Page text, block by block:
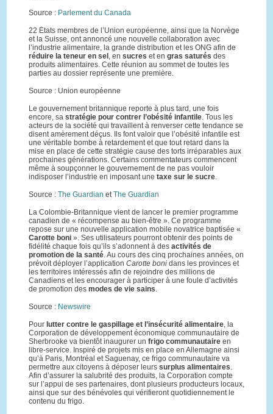
Source : Parlement du Canada
22 États membres de l’Union européenne, ainsi que la Norvège
et la Suisse, ont annoncé une nouvelle collaboration avec
l’industrie alimentaire, la grande distribution et les ONG afin de
réduire la teneur en sel , en sucres et en gras saturés des
produits alimentaires. Cette réunion au sommet de toutes les
parties au dossier représente une première.
Source : Union européenne
Le gouvernement britannique reporte à plus tard, une fois
encore, sa stratégie pour contrer l’obésité infantile. Tous les
acteurs de la société qui travaillent à renverser cette tendance se
disent amèrement déçus. Ils font valoir que l’obésité infantile est
une véritable bombe à retardement et que tout retard dans la
mise en place de cette stratégie cause des torts irréparables aux
prochaines générations. Certains commentateurs commencent
même à soupçonner le gouvernement de ne pas vouloir
indisposer l’industrie en imposant une taxe sur le sucre.
Source : The Guardian etThe Guardian
La Colombie‑Britannique vient de lancer le premier programme
canadien de « récompense au bien-être ». Ce programme
repose sur une nouvelle application mobile novatrice baptisée «
Carotte boni ». Ses utilisateurs pourront obtenir des points de
fidélité chaque fois qu’ils s’adonnent à des activités de
promotion de la santé. Au cours des cinq prochaines années, on
prévoit déployer l’application Carotte bonidans les provinces et
les territoires intéressés afin de rejoindre des millions de
Canadiens et les encourager à participer à une foule d’activités
de promotion des modes de vie sains.
Source : Newswire
Pour lutter contre le gaspillage et l’insécurité alimentaire, la
Corporation de développement économique communautaire de
Sherbrooke va bientôt inaugurer un frigo communautaire en
libre-service. Inspiré de projets mis en place en Allemagne ainsi
qu’à Paris, Montréal et Saguenay, ce frigo communautaire va
permettre aux citoyens à déposer leurs surplus alimentaires.
Afin d’assurer la salubrité des produits, la Corporation compte
sur l’appui de ses partenaires, dont plusieurs producteurs locaux,
ainsi que sur des bénévoles qui vérifieront quotidiennement le
contenu du frigo.